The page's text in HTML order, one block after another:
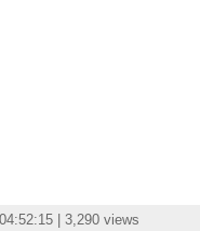
| 3,290 views